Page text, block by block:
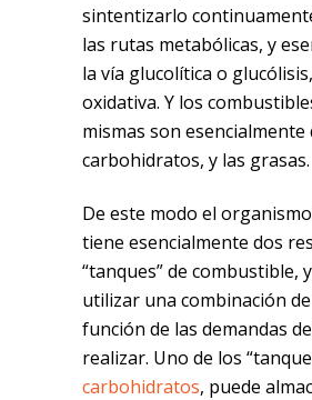
sintentizarlo
las rutas metabólicas, y
la vía glucolítica o
oxidativa. Y los
mismas son esencialmente
carbohidratos, y las grasas.
De este modo el
tiene esencialmente dos
“tanques” de combustible,
utilizar una combinación
función de las demandas
realizar. Uno de los
carbohidratos, puede